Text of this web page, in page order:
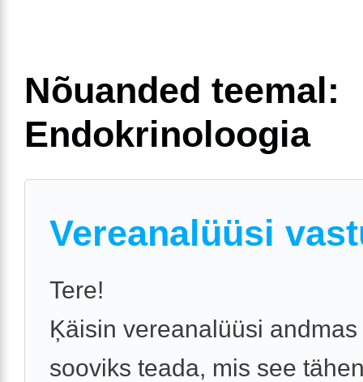
Nõuanded teemal:
Endokrinoloogia
Vereanalüüsi
Tere!
Ķäisin vereanalüüsi
sooviks teada, mis see